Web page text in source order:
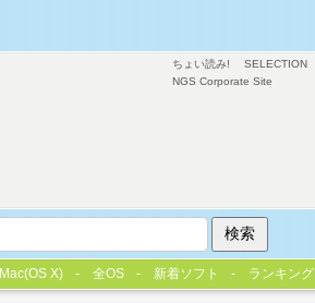
ちょい読み! SELECTION
NGS Corporate Site
Mac(OS X) 全OS 新着ソフト ランキング